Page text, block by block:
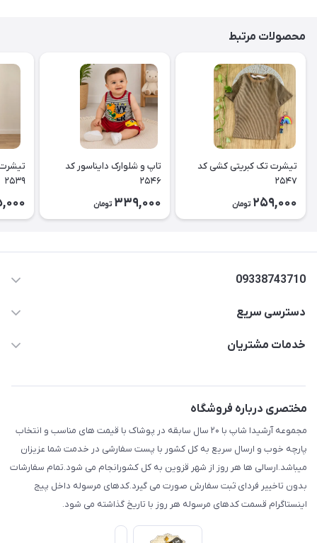
محصولات مرتبط
تیشرت تک کبریتی کشی کد
۲۵۴۷
259,000 تومان
تاپ و شلوارک دایناسور کد
۲۵۴۶
339,000 تومان
۲۵۳۹
09338743710
دسترسی سریع
حساب کاربری
لیست محصولات
درباره ما
تماس با ما
خدمات مشتریان
مختصری درباره فروشگاه
مجموعه آرشیدا شاپ با ۲۰ سال سابقه در پوشاک با قیمت های مناسب و انتخاب
پارچه خوب و ارسال سریع به کل کشور با پست سفارشی در خدمت شما عزیزان
میباشد.ارسالی ها هر روز از شهر قزوین به کل کشورانجام می شود.تمام سفارشات
بدون تاخییر فردای ثبت سفارش صورت می گیرد.کدهای مرسوله داخل پیج
اینستاگرام قسمت کدهای مرسوله هر روز با تاریخ گذاشته می شود.